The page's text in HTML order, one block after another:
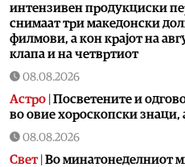
интензивен продукциски
снимаат три македонски
филмови, а кон крајот на
клапа и на четвртиот
08.08.2026
Астро | Посветените и
во овие хороскопски знаци,
08.08.2026
Свет| Во минатонеделниот